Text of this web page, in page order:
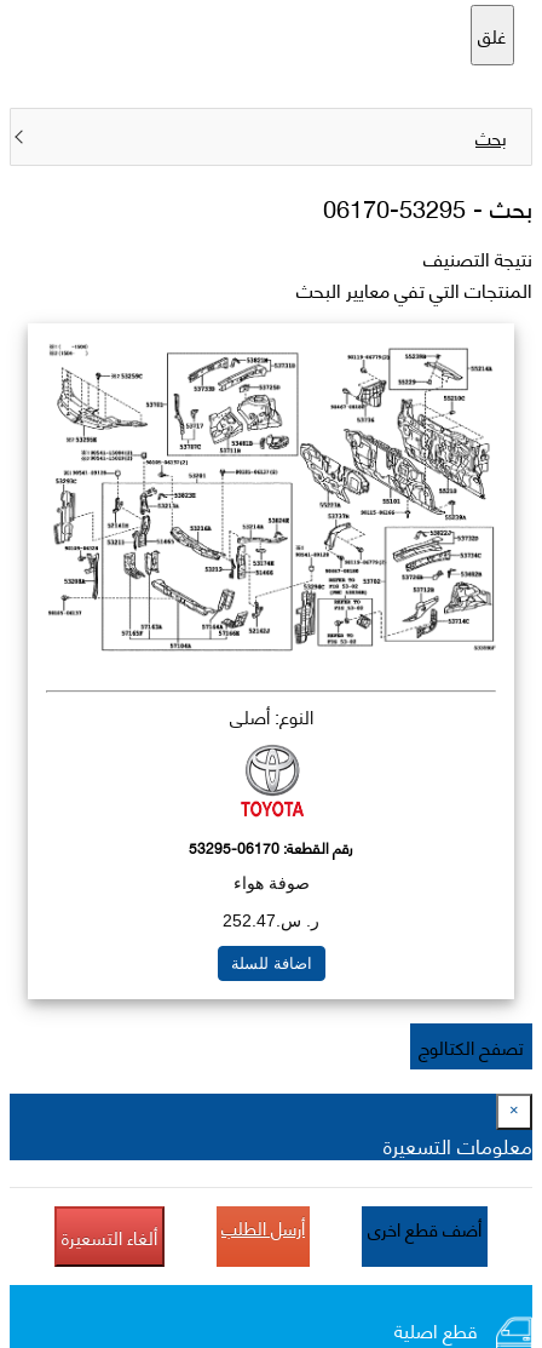
غلق
بحث
بحث -53295-06170
نتيجة التصنيف
المنتجات التي تفي معايير البحث
النوع: أصلي
رقم القطعة:53295-06170
صوفة هواء
ر. س.252.47
اضافة للسلة
تصفح الكتالوج
×
معلومات التسعيرة
أضف قطع اخرى أرسل الطلب ألغاء التسعيرة
قطع اصلية